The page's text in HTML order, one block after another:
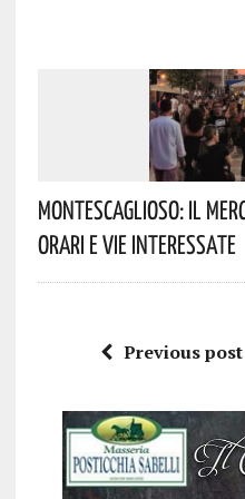
Montescaglioso: Il
Orari E Vie Interessate
Previous post